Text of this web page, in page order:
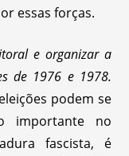
essas forças.
e organizar a
de 1976 e 1978.
podem se
importante no
fascista, é